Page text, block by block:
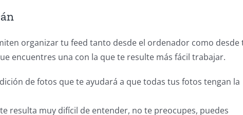
organizar tu feed tanto desde el ordenador como desde
encuentres una con la que te resulte más fácil trabajar.
de fotos que te ayudará a que todas tus fotos tengan la
resulta muy difícil de entender, no te preocupes, puedes